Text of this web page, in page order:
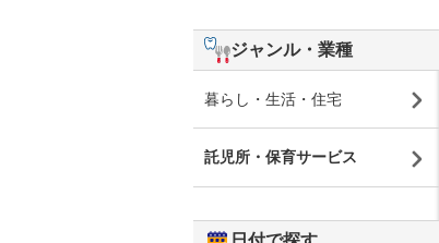
ジャンル・業種
暮らし・生活・住宅
託児所・保育サービス